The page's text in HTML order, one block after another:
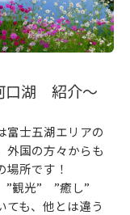
口湖 紹介～
富士五湖エリアの
外国の方々からも
場所です！
”観光” ”癒し”
ても、他とは違う